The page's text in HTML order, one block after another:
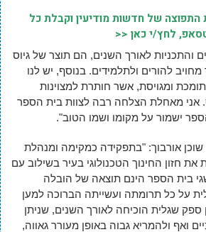
של חדשות מודיעין וקבלת כל
לחץ/י כאן <<
והתכניות לאורך השנים, הם תוצר של גיוס
מחויב להורים ולתלמידים. בנוסף, יש לנו
ומגויסת, אשר חותרת למצוינות
אני מאחלת הצלחה רבה לצוות בית הספר
ישמור על מקומו ושמו הטוב."
אורבוך: "בתפקידה כמקימה ומנהלת
חזון החינוך הטכנולוגי בעיר בשילוב עם
בית הספר הינם תוצאה של הובלה
על כל תרומתה ועשייתה הברוכה למען
ספק שגלית הוכיחה לאורך השנים, שניתן
ואף ולהמריא גבוה באופן מעורר גאווה,